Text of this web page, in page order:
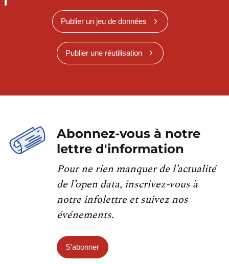
Publier un jeu de données
Publier une réutilisation
Abonnez-vous à notre
lettre d'information
Pour ne rien manquer de l’actualité
de l’open data, inscrivez-vous à
notre infolettre et suivez nos
événements.
S'abonner